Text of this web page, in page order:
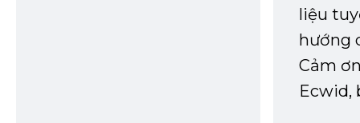
liệu
hướng
Cảm
Ecwid,